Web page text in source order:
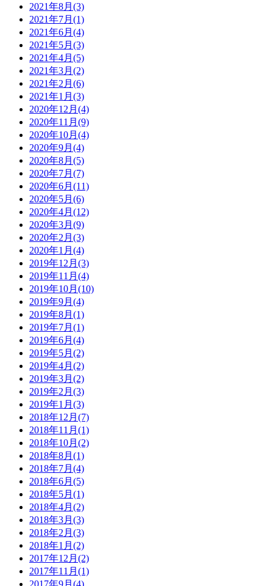
2021年8月(3)
2021年7月(1)
2021年6月(4)
2021年5月(3)
2021年4月(5)
2021年3月(2)
2021年2月(6)
2021年1月(3)
2020年12月(4)
2020年11月(9)
2020年10月(4)
2020年9月(4)
2020年8月(5)
2020年7月(7)
2020年6月(11)
2020年5月(6)
2020年4月(12)
2020年3月(9)
2020年2月(3)
2020年1月(4)
2019年12月(3)
2019年11月(4)
2019年10月(10)
2019年9月(4)
2019年8月(1)
2019年7月(1)
2019年6月(4)
2019年5月(2)
2019年4月(2)
2019年3月(2)
2019年2月(3)
2019年1月(3)
2018年12月(7)
2018年11月(1)
2018年10月(2)
2018年8月(1)
2018年7月(4)
2018年6月(5)
2018年5月(1)
2018年4月(2)
2018年3月(3)
2018年2月(3)
2018年1月(2)
2017年12月(2)
2017年11月(1)
2017年9月(4)